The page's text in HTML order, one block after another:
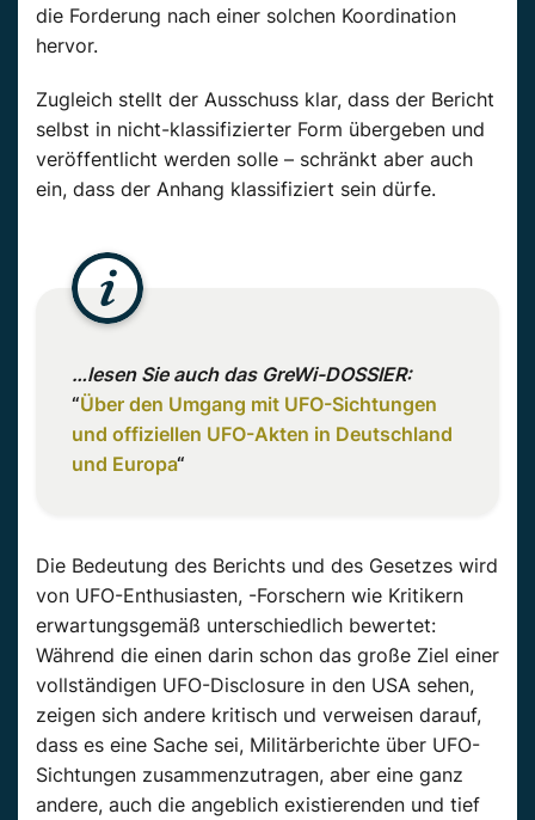
die Forderung nach einer solchen Koordination
hervor.
Zugleich stellt der Ausschuss klar, dass der Bericht
selbst in nicht-klassifizierter Form übergeben und
veröffentlicht werden solle – schränkt aber auch
ein, dass der Anhang klassifiziert sein dürfe.
…lesen Sie auch das GreWi-DOSSIER:
“Über den Umgang mit UFO-Sichtungen
und offiziellen UFO-Akten in Deutschland
und Europa“
Die Bedeutung des Berichts und des Gesetzes wird
von UFO-Enthusiasten, -Forschern wie Kritikern
erwartungsgemäß unterschiedlich bewertet:
Während die einen darin schon das große Ziel einer
vollständigen UFO-Disclosure in den USA sehen,
zeigen sich andere kritisch und verweisen darauf,
dass es eine Sache sei, Militärberichte über UFO-
Sichtungen zusammenzutragen, aber eine ganz
andere, auch die angeblich existierenden und tief